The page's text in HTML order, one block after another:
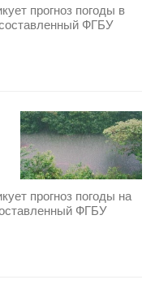
прогноз погоды в
ФГБУ
прогноз погоды на
ФГБУ